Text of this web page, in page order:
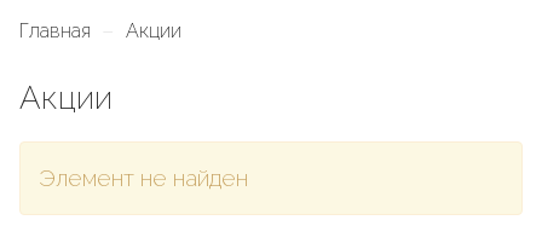
Главная Акции
Акции
Элемент не найден